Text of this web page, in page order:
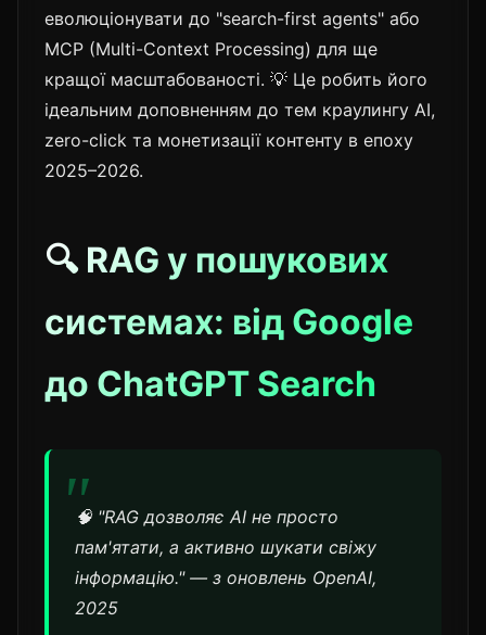
еволюціонувати до "search-first agents" або
MCP (Multi-Context Processing) для ще
кращої масштабованості. 💡 Це робить його
ідеальним доповненням до тем краулингу AI,
zero-click та монетизації контенту в епоху
2025–2026.
🔍 RAG у пошукових
системах: від Google
до ChatGPT Search
🧠 "RAG дозволяє AI не просто
пам'ятати, а активно шукати свіжу
інформацію." — з оновлень OpenAI,
2025